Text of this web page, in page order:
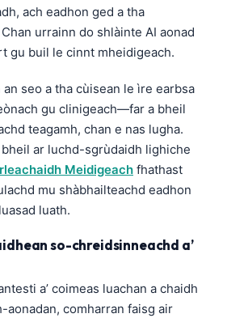
ach eadhon ged a tha
Chan urrainn do shlàinte AI aonad
gu buil le cinnt mheidigeach.
an seo a tha cùisean le ìre earbsa
gu clinigeach—far a bheil
teagamh, chan e nas lugha.
ar luchd-sgrùdaidh lighiche
Meidigeach fhathast
mu shàbhailteachd eadhon
luath.
so-chreidsinneachd a’
a’ coimeas luachan a chaidh
aonadan, comharran faisg air